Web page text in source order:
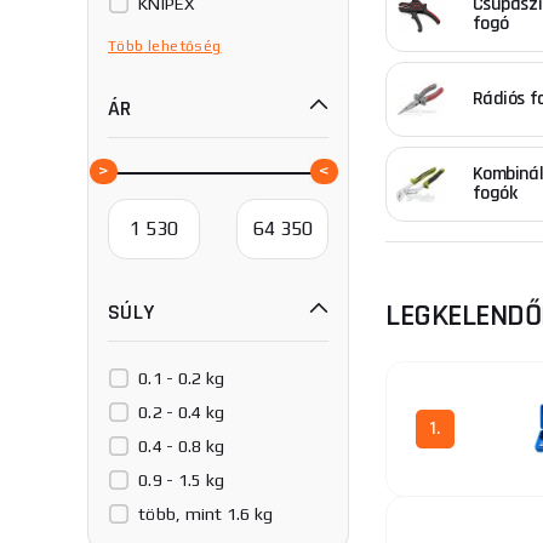
Sherman
Több lehetőség
ÁR
SÚLY
0.1 - 0.2 kg
0.2 - 0.4 kg
0.4 - 0.8 kg
0.9 - 1.5 kg
több, mint 1.6 kg
Kombinált fogó
lehet az
lehet velük fogni.
Egy másik
segítségével
anyákat és
szabványos és
vagy huzalok
klipszek
fogót és még
vásárlással
fogó
Rádiós
fogók
1.